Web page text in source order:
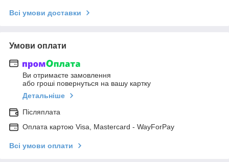
Всі умови доставки
Умови оплати
Ви отримаєте замовлення
або гроші повернуться на вашу картку
Детальніше
Післяплата
Оплата картою Visa, Mastercard - WayForPay
Всі умови оплати